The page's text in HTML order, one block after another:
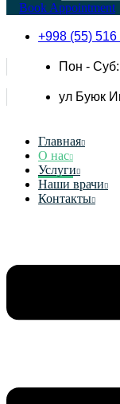
Book Appointment
+998 (55) 516
Пон -
ул Буюк
Главная
О нас
Услуги
Наши врачи
Контакты